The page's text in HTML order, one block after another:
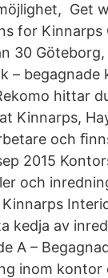
Get
for Kinnarps
30
–
hittar
Kinnarps,
och
2015
och
kedja av
A –
inom